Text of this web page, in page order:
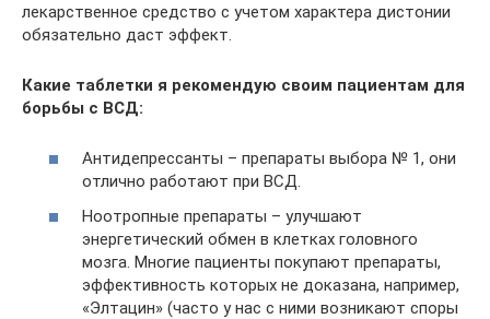
лекарственное средство с учетом характера дистонии
обязательно даст эффект.
Какие таблетки я рекомендую своим пациентам для
борьбы с ВСД:
Антидепрессанты – препараты выбора № 1, они
отлично работают при ВСД.
Ноотропные препараты – улучшают
энергетический обмен в клетках головного
мозга. Многие пациенты покупают препараты,
эффективность которых не доказана, например,
«Элтацин» (часто у нас с ними возникают споры